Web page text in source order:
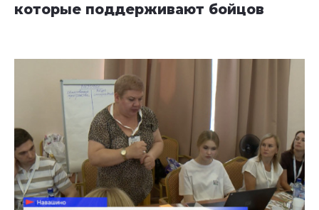
которые поддерживают бойцов